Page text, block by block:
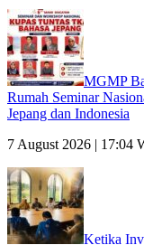
MGMP
Rumah Seminar
Jepang dan Indonesia
7 August 2026 | 17:04
Ketika